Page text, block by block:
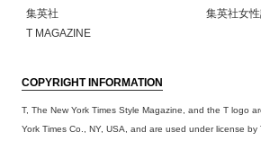
集英社
集英社女
T MAGAZINE
COPYRIGHT INFORMATION
T, The New York Times Style Magazine, and the T logo
York Times Co., NY, USA, and are used under license